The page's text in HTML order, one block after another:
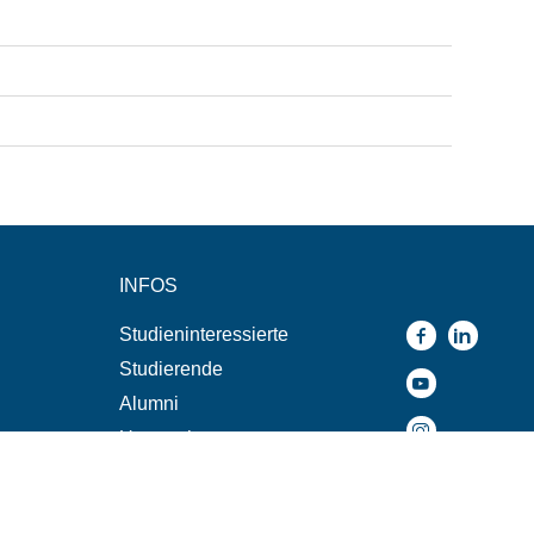
INFOS
Studieninteressierte
Studierende
Alumni
Unternehmen